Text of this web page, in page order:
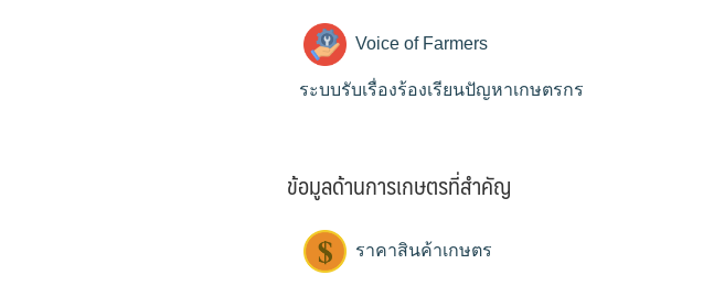
Voice of Farmers
ระบบรับเรื่องร้องเรียนปัญหาเกษตรกร
ข้อมูลด้านการเกษตรที่สำคัญ
ราคาสินค้าเกษตร